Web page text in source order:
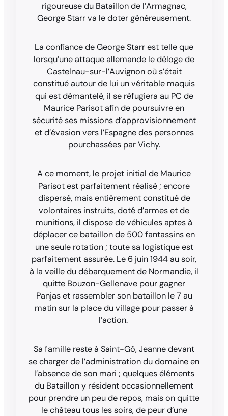
rigoureuse du Bataillon de l’Armagnac,
George Starr va le doter généreusement.
La confiance de George Starr est telle que
lorsqu’une attaque allemande le déloge de
Castelnau-sur-l’Auvignon où s’était
constitué autour de lui un véritable maquis
qui est démantelé, il se réfugiera au PC de
Maurice Parisot afin de poursuivre en
sécurité ses missions d’approvisionnement
et d’évasion vers l’Espagne des personnes
pourchassées par Vichy.
A ce moment, le projet initial de Maurice
Parisot est parfaitement réalisé ; encore
dispersé, mais entièrement constitué de
volontaires instruits, doté d’armes et de
munitions, il dispose de véhicules aptes à
déplacer ce bataillon de 500 fantassins en
une seule rotation ; toute sa logistique est
parfaitement assurée. Le 6 juin 1944 au soir,
à la veille du débarquement de Normandie, il
quitte Bouzon-Gellenave pour gagner
Panjas et rassembler son bataillon le 7 au
matin sur la place du village pour passer à
l’action.
Sa famille reste à Saint-Gô, Jeanne devant
se charger de l’administration du domaine en
l’absence de son mari ; quelques éléments
du Bataillon y résident occasionnellement
pour prendre un peu de repos, mais on quitte
le château tous les soirs, de peur d’une